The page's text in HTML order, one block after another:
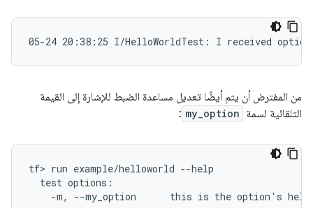
من المفترض أن يتم أيضًا تعديل مساعدة الضبط للإشارة إلى القيمة
التلقائية لسمة my_option
:
tf> run example/helloworld --help
  test options: